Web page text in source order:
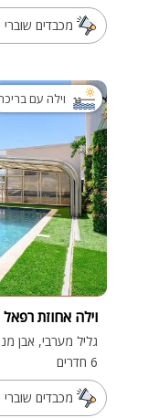
מכבדים שוברי
וילה עם
וילה אחוזת רפאל
גליל מערבי, אבן
6 חדרים
מכבדים שוברי